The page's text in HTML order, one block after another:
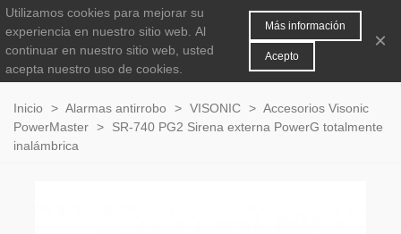
0
Inicio > Alarmas antirrobo > VISONIC > Accesorios Visonic
PowerMaster >
SR-740 PG2 Sirena externa PowerG totalmente
inalámbrica
Utilizamos cookies para mejorar su
experiencia en nuestro sitio web. Al
continuar en nuestro sitio web, usted
acepta nuestro uso de cookies.
Más información
Acepto
×